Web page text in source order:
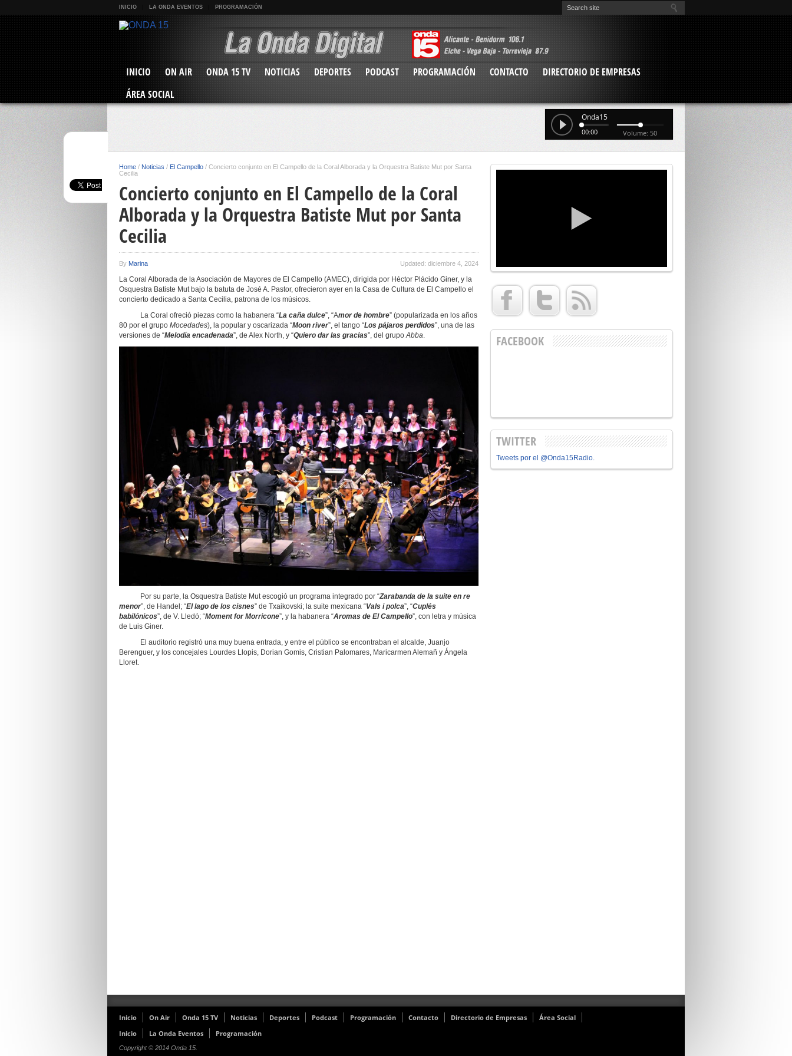
INICIO LA ONDA EVENTOS PROGRAMACIÓN
INICIO ON AIR ONDA 15 TV NOTICIAS DEPORTES PODCAST PROGRAMACIÓN CONTACTO
DIRECTORIO DE EMPRESAS
ÁREA SOCIAL
Onda15
00:00 Volume: 50
Home / Noticias / El Campello / Concierto conjunto en El Campello de la Coral Alborada y la Orquestra Batiste Mut por Santa
Cecilia
Concierto conjunto en El Campello de la Coral
Alborada y la Orquestra Batiste Mut por Santa
Cecilia
By Marina Updated: diciembre 4, 2024
La Coral Alborada de la Asociación de Mayores de El Campello (AMEC), dirigida por Héctor Plácido Giner, y la
Osquestra Batiste Mut bajo la batuta de José A. Pastor, ofrecieron ayer en la Casa de Cultura de El Campello el
concierto dedicado a Santa Cecilia, patrona de los músicos.
La Coral ofreció piezas como la habanera “La caña dulce”, “Amor de hombre” (popularizada en los años
80 por el grupo Mocedades), la popular y oscarizada “Moon river”, el tango “Los pájaros perdidos”, una de las
versiones de “Melodía encadenada”, de Alex North, y “Quiero dar las gracias”, del grupoAbba.
Por su parte, la Osquestra Batiste Mut escogió un programa integrado por “Zarabanda de la suite en re
menor”, de Handel; “El lago de los cisnes” de Txaikovski; la suite mexicana “Vals i polca”, “Cuplés
babilónicos”, de V. Lledó; “Moment for Morricone”, y la habanera “Aromas de El Campello”, con letra y música
de Luis Giner.
El auditorio registró una muy buena entrada, y entre el público se encontraban el alcalde, Juanjo
Berenguer, y los concejales Lourdes Llopis, Dorian Gomis, Cristian Palomares, Maricarmen Alemañ y Ángela
Lloret.
FACEBOOK
TWITTER
Tweets por el @Onda15Radio.
Inicio On Air Onda 15 TV Noticias Deportes Podcast Programación Contacto Directorio de Empresas
Área Social
Inicio
La Onda Eventos Programación
Copyright © 2014 Onda 15.